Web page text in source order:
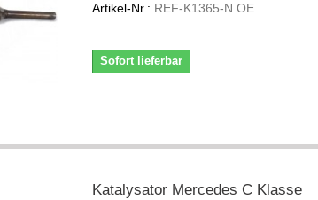
Artikel-Nr.: REF-K1365-N.OE
Sofort lieferbar
Katalysator Mercedes C Klasse